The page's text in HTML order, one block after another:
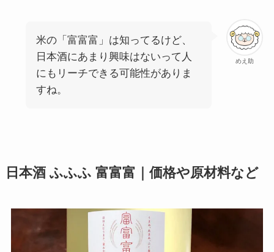
めえ助
米の「富富富」は知ってるけど、
日本酒にあまり興味はないって人
にもリーチできる可能性がありま
すね。
日本酒 ふふふ 富富富｜価格や原材料など